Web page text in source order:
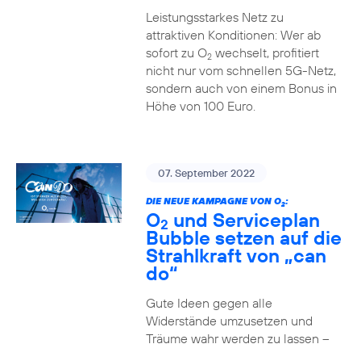
Leistungsstarkes Netz zu
attraktiven Konditionen: Wer ab
sofort zu O2wechselt, profitiert
nicht nur vom schnellen 5G-Netz,
sondern auch von einem Bonus in
Höhe von 100 Euro.
07. September 2022
DIE NEUE KAMPAGNE VON O2:
O2 und Serviceplan
Bubble setzen auf die
Strahlkraft von „can
do“
Gute Ideen gegen alle
Widerstände umzusetzen und
Träume wahr werden zu lassen –